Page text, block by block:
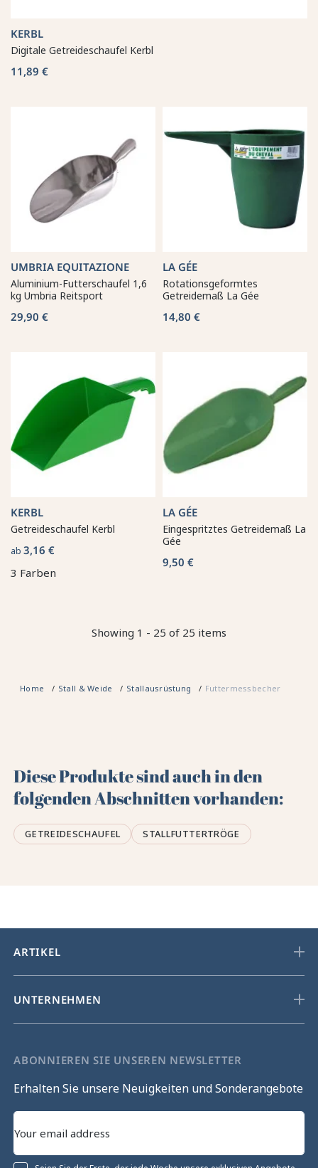
KERBL
Digitale Getreideschaufel Kerbl
11,89 €
UMBRIA EQUITAZIONE
Aluminium-Futterschaufel 1,6
kg Umbria Reitsport
29,90 €
LA GÉE
Rotationsgeformtes
Getreidemaß La Gée
14,80 €
KERBL
Getreideschaufel Kerbl
ab 3,16 €
3 Farben
LA GÉE
Eingespritztes Getreidemaß La
Gée
9,50 €
Showing 1 - 25 of 25 items
Home Stall & Weide Stallausrüstung Futtermessbecher
Diese Produkte sind auch in den
folgenden Abschnitten vorhanden:
GETREIDESCHAUFEL STALLFUTTERTRÖGE
ARTIKEL
UNTERNEHMEN
ABONNIEREN SIE UNSEREN NEWSLETTER
Erhalten Sie unsere Neuigkeiten und Sonderangebote